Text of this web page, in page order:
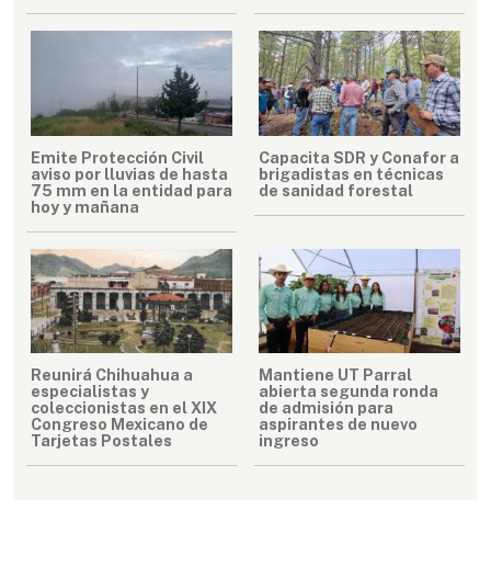
Emite Protección Civil
aviso por lluvias de hasta
75 mm en la entidad para
hoy y mañana
Capacita SDR y Conafor a
brigadistas en técnicas
de sanidad forestal
Reunirá Chihuahua a
especialistas y
coleccionistas en el XIX
Congreso Mexicano de
Tarjetas Postales
Mantiene UT Parral
abierta segunda ronda
de admisión para
aspirantes de nuevo
ingreso